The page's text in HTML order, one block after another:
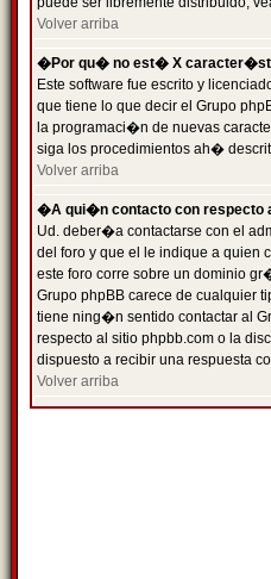
Volver arriba
�Por qu� no est� X
Este software fue escrito y
que tiene lo que decir el Grupo
la programaci�n de nuevas
siga los procedimientos ah�
Volver arriba
�A qui�n contacto con respecto
Ud. deber�a contactarse con el
del foro y que el le indique a
este foro corre sobre un dominio
Grupo phpBB carece de cualquier
tiene ning�n sentido contactar al
respecto al sitio phpbb.com o la
dispuesto a recibir una respuesta
Volver arriba